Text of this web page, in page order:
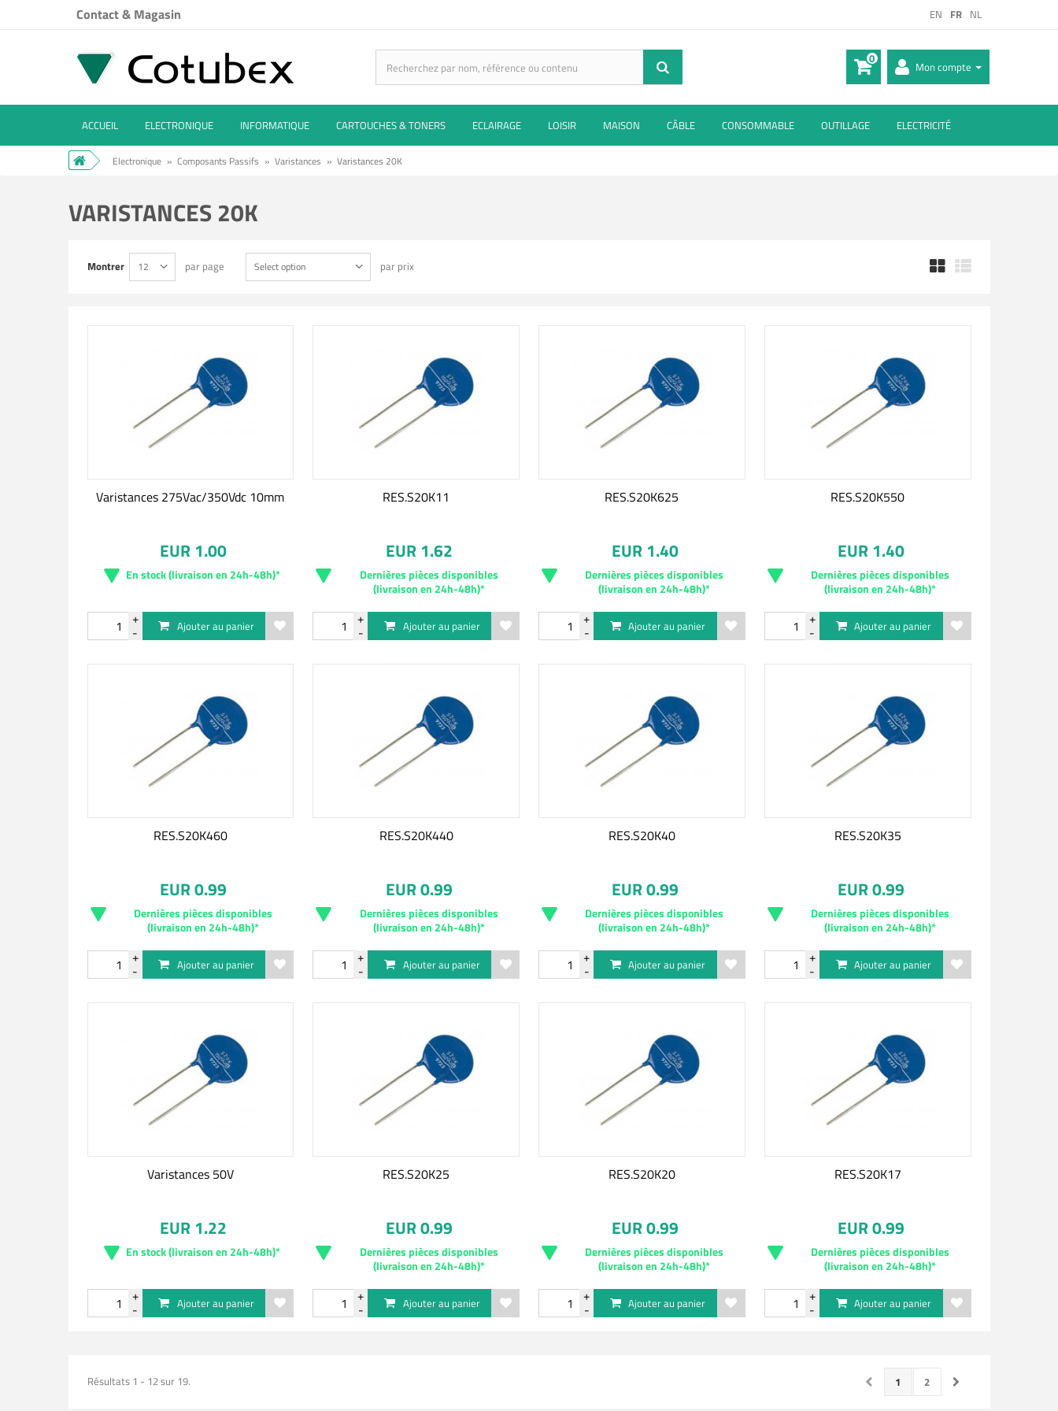
EN FR NL
Contact & Magasin
Mon compte
0
ACCUEIL ELECTRONIQUE INFORMATIQUE CARTOUCHES & TONERS ECLAIRAGE LOISIR MAISON CÂBLE CONSOMMABLE OUTILLAGE ELECTRICITÉ
Electronique » Composants Passifs » Varistances » Varistances 20K
VARISTANCES 20K
Montrer 12 par page Select option par prix
Varistances 275Vac/350Vdc 10mm
EUR 1.00
En stock (livraison en 24h-48h)*
Ajouter au panier
RES.S20K11
EUR 1.62
Dernières pièces disponibles
(livraison en 24h-48h)*
Ajouter au panier
RES.S20K625
EUR 1.40
Dernières pièces disponibles
(livraison en 24h-48h)*
Ajouter au panier
RES.S20K550
EUR 1.40
Dernières pièces disponibles
(livraison en 24h-48h)*
Ajouter au panier
RES.S20K460
EUR 0.99
Dernières pièces disponibles
(livraison en 24h-48h)*
Ajouter au panier
RES.S20K440
EUR 0.99
Dernières pièces disponibles
(livraison en 24h-48h)*
Ajouter au panier
RES.S20K40
EUR 0.99
Dernières pièces disponibles
(livraison en 24h-48h)*
Ajouter au panier
RES.S20K35
EUR 0.99
Dernières pièces disponibles
(livraison en 24h-48h)*
Ajouter au panier
Varistances 50V
EUR 1.22
En stock (livraison en 24h-48h)*
Ajouter au panier
RES.S20K25
EUR 0.99
Dernières pièces disponibles
(livraison en 24h-48h)*
Ajouter au panier
RES.S20K20
EUR 0.99
Dernières pièces disponibles
(livraison en 24h-48h)*
Ajouter au panier
RES.S20K17
EUR 0.99
Dernières pièces disponibles
(livraison en 24h-48h)*
Ajouter au panier
1 2
Résultats 1 - 12 sur 19.